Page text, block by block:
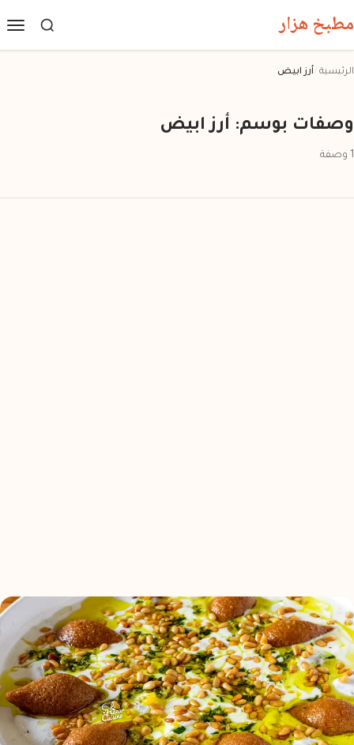
مطبخ هزار
الرئيسية أرز ابيض
وصفات بوسم: أرز ابيض
1 وصفة